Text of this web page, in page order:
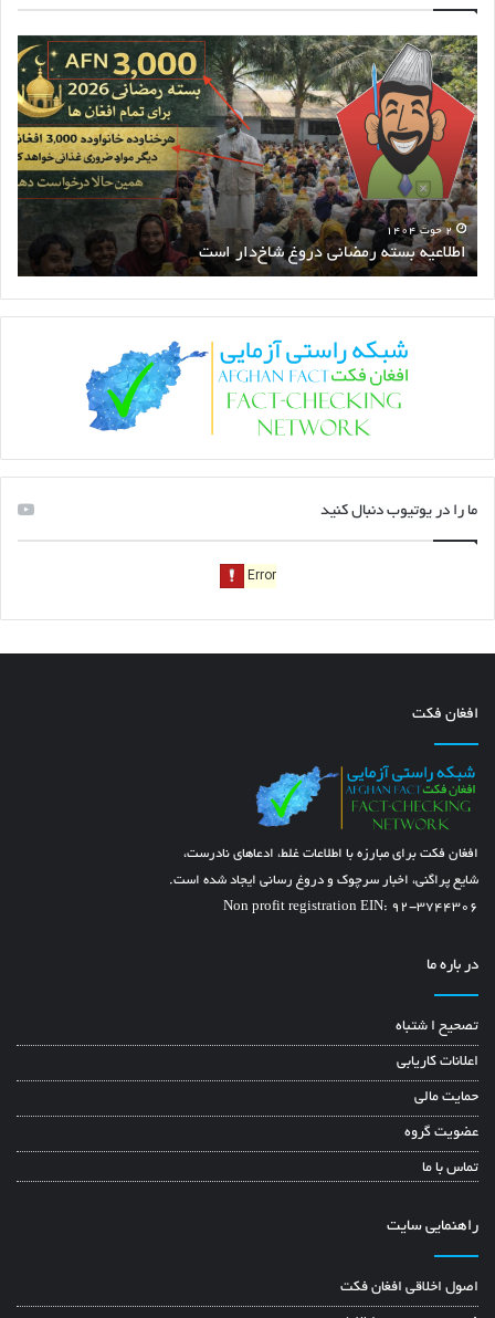
اطلاعیه
بسته
رمضانی
دروغ
شاخ‌دار
است
۲ حوت ۱۴۰۴
اطلاعیه بسته رمضانی دروغ شاخ‌دار است
حق
ما را در یوتیوب دنبال کنید
افغان فکت
افغان فکت برای مبارزه با اطلاعات غلط، ادعاهای نادرست،
شایع پراگنی، اخبار سرچوک و دروغ رسانی ایجاد شده است.
Non profit registration EIN: 92-3744306
در باره ما
تصحیح ا شتباه
اعلانات کاریابی
حمایت مالی
عضویت گروه
تماس با ما
راهنمایی سایت
اصول اخلاقی افغان فکت